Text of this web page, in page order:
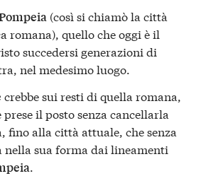
(così si chiamò la città
romana), quello che oggi è il
succedersi generazioni di
nel medesimo luogo.
crebbe sui resti di quella romana,
il posto senza cancellarla
fino alla città attuale, che senza
nella sua forma dai lineamenti